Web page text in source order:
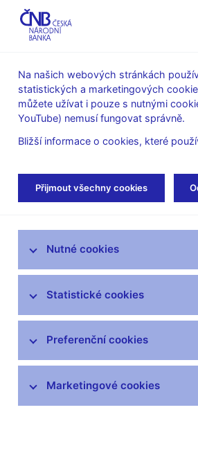
O ČNB
politika
Úvod Veřejnost
Servis pro média
Autorské
Vystoupení a
čnBlog
ČNBvlog
ČNBpodcast
Fotogalerie
Na našich webových stránkách
statistických a marketingových
můžete užívat i pouze s nutnými
YouTube) nemusí fungovat správně.
Bližší informace o cookies, které
Přijmout všechny cookies
Nutné cookies
Statistické cookies
Preferenční cookies
Marketingové cookies